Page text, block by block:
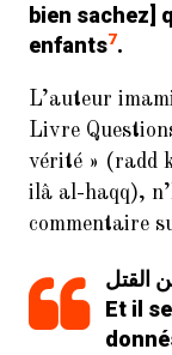
bien sachez]
enfants7.
L’auteur
Livre
vérité » (radd
ilâ al-haqq),
commentaire
القتل
Et il